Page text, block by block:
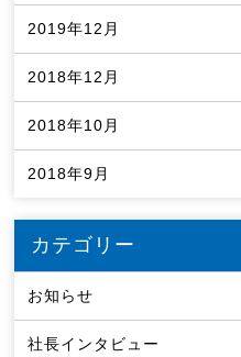
2019年12月
2018年12月
2018年10月
2018年9月
カテゴリー
お知らせ
社長インタビュー